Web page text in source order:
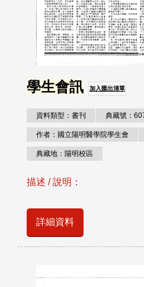
學生會訊 加入匯出清單
資料類型：書刊 典藏號：
作者：國立陽明醫學院學生會
典藏地：陽明校區
描述 / 說明：
詳細資料